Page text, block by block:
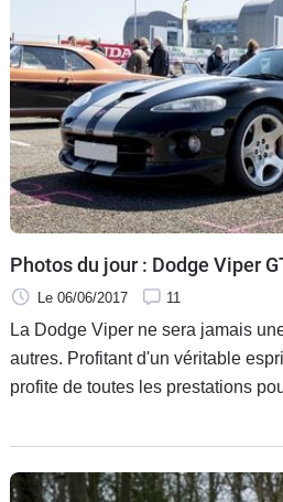
Forum
Moto
Marques
Photos du jour : Dodge Viper
Le 06/06/2017 11
La Dodge Viper ne sera jamais
autres. Profitant d'un véritable
profite de toutes les prestations